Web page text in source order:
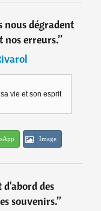
nous dégradent
nos erreurs.”
vie et son esprit
Image
d'abord des
souvenirs.”